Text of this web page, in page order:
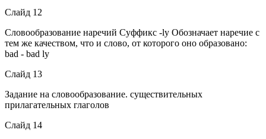
Слайд 12
Словообразование наречий Суффикс -ly Обозначает наречие с
тем же качеством, что и слово, от которого оно образовано:
bad - bad ly
Слайд 13
Задание на словообразование. существительных
прилагательных глаголов
Слайд 14